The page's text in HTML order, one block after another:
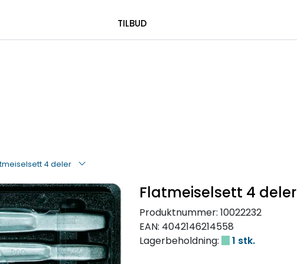
TILBUD
4 deler
Flatmeiselsett 4 deler
Produktnummer: 10022232
EAN: 4042146214558
Lagerbeholdning:
1 stk.